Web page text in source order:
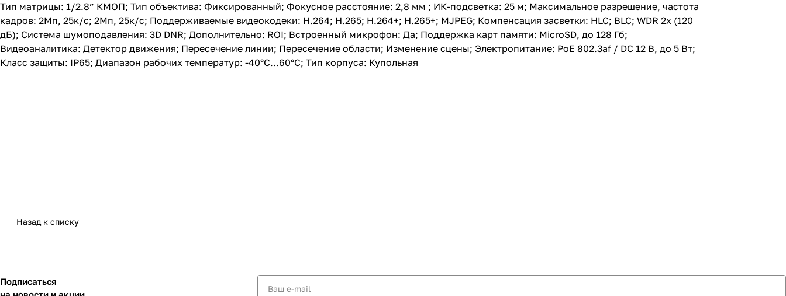
Тип матрицы: 1/2.8” КМОП; Тип объектива: Фиксированный; Фокусное расстояние: 2,8 мм ; ИК-подсветка: 25 м; Максимальное разрешение, частота
кадров: 2Мп, 25к/с; 2Мп, 25к/с; Поддерживаемые видеокодеки: H.264; H.265; H.264+; H.265+; MJPEG; Компенсация засветки: HLC; BLC; WDR 2x (120
дБ); Система шумоподавления: 3D DNR; Дополнительно: ROI; Встроенный микрофон: Да; Поддержка карт памяти: MicroSD, до 128 Гб;
Видеоаналитика: Детектор движения; Пересечение линии; Пересечение области; Изменение сцены; Электропитание: PoE 802.3af / DC 12 В, до 5 Вт;
Класс защиты: IP65; Диапазон рабочих температур: -40°С...60°С; Тип корпуса: Купольная
Назад к списку
Подписаться